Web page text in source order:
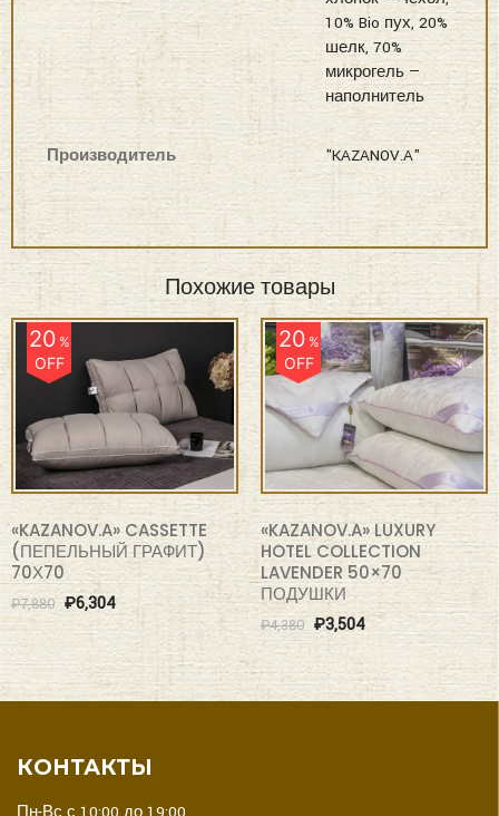
10% Bio пух, 20%
шелк, 70%
микрогель —
наполнитель
Производитель "KAZANOV.A"
Похожие товары
20%
OFF
«KAZANOV.A» CASSETTE
(ПЕПЕЛЬНЫЙ ГРАФИТ)
70Х70
₽7,880 ₽6,304
20%
OFF
«KAZANOV.A» LUXURY
HOTEL COLLECTION
LAVENDER 50×70
ПОДУШКИ
₽4,380 ₽3,504
КОНТАКТЫ